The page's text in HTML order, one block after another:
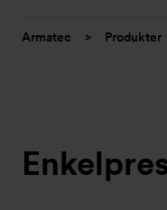
Du
Armatec > Produkter